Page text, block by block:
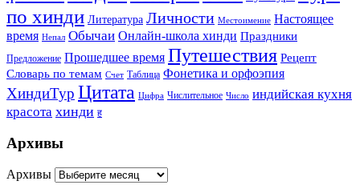
по хинди Литература Личности Местоимение Настоящее
время Непал Обычаи Онлайн-школа хинди Праздники
Предложение Прошедшее время Путешествия Рецепт
Словарь по темам Счет Таблица Фонетика и орфоэпия
ХиндиТур Цитата Цифра Числительное Число индийская кухня
красота хинди ह
Архивы
Архивы